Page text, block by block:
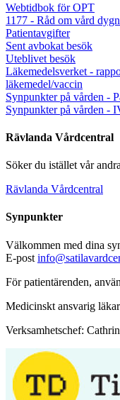
Webtidbok för OPT
1177 - Råd om vård
Patientavgifter
Sent avbokat besök
Uteblivet besök
Läkemedelsverket -
läkemedel/vaccin
Synpunkter på vården -
Synpunkter på vården -
Rävlanda Vårdcentral
Söker du istället vår
Rävlanda Vårdcentral
Synpunkter
Välkommen med dina
E-post
För patientärenden,
Medicinskt ansvarig
Verksamhetschef: